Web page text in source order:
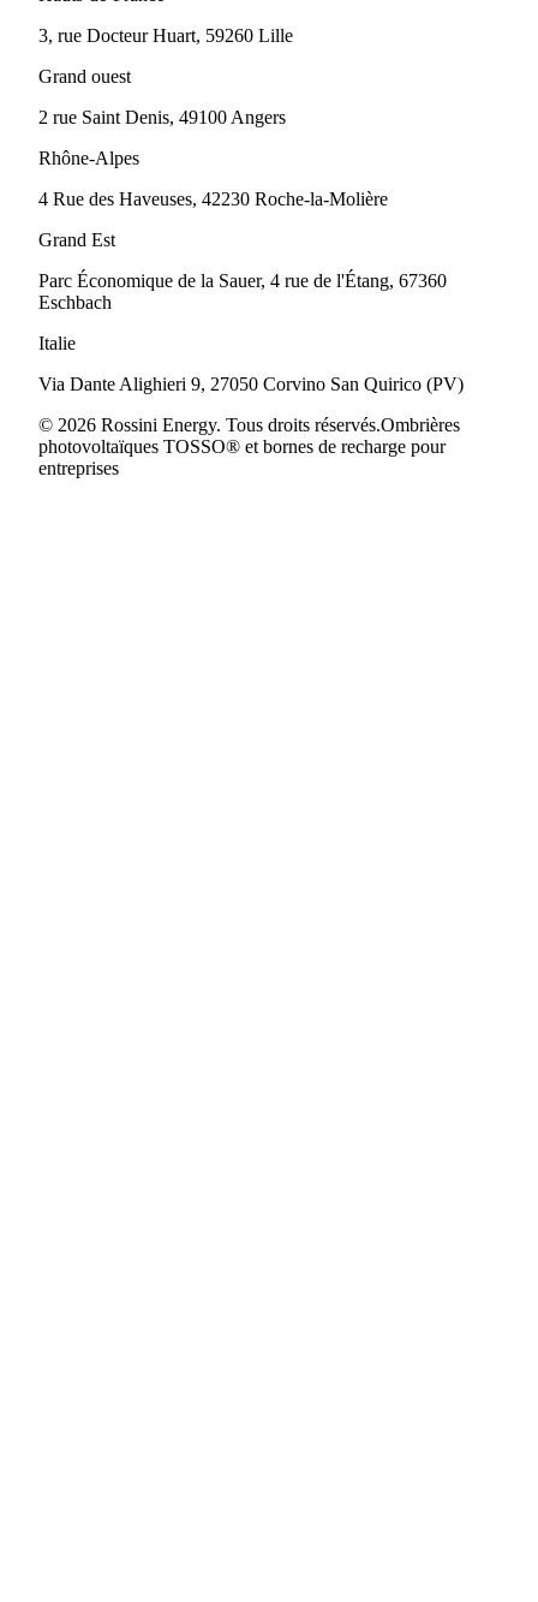
3, rue Docteur Huart, 59260 Lille
Grand ouest
2 rue Saint Denis, 49100 Angers
Rhône-Alpes
4 Rue des Haveuses, 42230 Roche-la-Molière
Grand Est
Parc Économique de la Sauer, 4 rue de l'Étang, 67360
Eschbach
Italie
Via Dante Alighieri 9, 27050 Corvino San Quirico (PV)
© 2026 Rossini Energy. Tous droits réservés.Ombrières
photovoltaïques TOSSO® et bornes de recharge pour
entreprises